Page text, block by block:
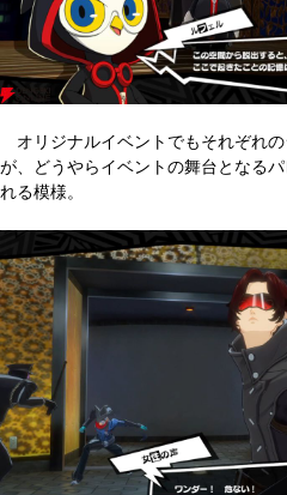
オリジナルイベントでもそれぞれ
が、どうやらイベントの舞台となる
れる模様。